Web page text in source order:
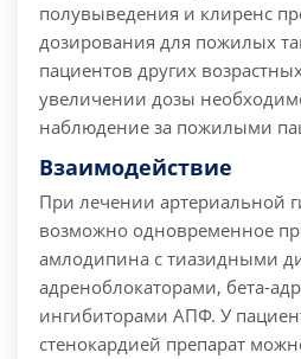
полувыведения и клиренс
дозирования для пожилых
пациентов других
увеличении дозы
наблюдение за пожилыми
Взаимодействие
При лечении артериальной
возможно одновременное
амлодипина с тиазидными
адреноблокаторами, бета-
ингибиторами АПФ. У
стенокардией препарат